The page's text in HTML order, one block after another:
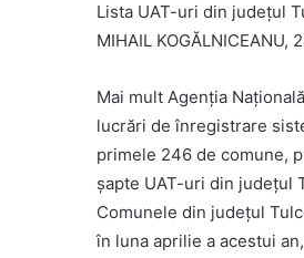
Lista UAT-uri din județul
MIHAIL KOGĂLNICEANU,
Mai mult Agenția
lucrări de înregistrare
primele 246 de comune,
șapte UAT-uri din județul
Comunele din județul
în luna aprilie a acestui